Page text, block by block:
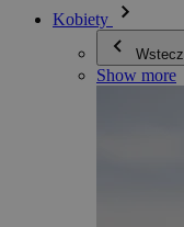
Kobiety
Wstecz
Show more